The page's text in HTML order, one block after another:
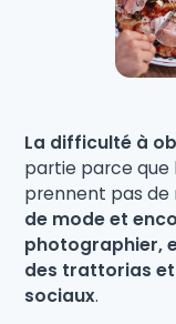
La difficulté à
partie parce
prennent pas de
de mode et
photographier,
des trattorias
sociaux.